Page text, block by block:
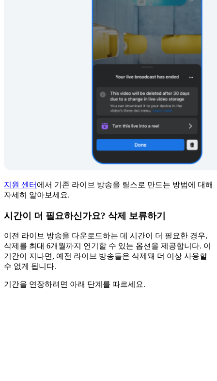
지원 센터 에서 기존 라이브 방송을 릴스로 만드는 방법에 대해
자세히 알아보세요.
시간이 더 필요하신가요? 삭제 보류하기
이전 라이브 방송을 다운로드하는 데 시간이 더 필요한 경우,
삭제를 최대 6개월까지 연기할 수 있는 옵션을 제공합니다. 이
기간이 지나면, 예전 라이브 방송들은 삭제돼 더 이상 사용할
수 없게 됩니다.
기간을 연장하려면 아래 단계를 따르세요.